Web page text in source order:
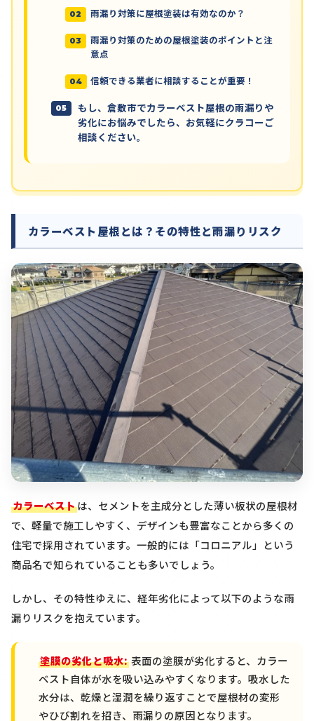
雨漏り対策に屋根塗装は有効なのか？
雨漏り対策のための屋根塗装のポイントと注
意点
信頼できる業者に相談することが重要！
もし、倉敷市でカラーベスト屋根の雨漏りや
劣化にお悩みでしたら、お気軽にクラコーご
相談ください。
カラーベスト屋根とは？その特性と雨漏りリスク
カラーベストは、セメントを主成分とした薄い板状の屋根材
で、軽量で施工しやすく、デザインも豊富なことから多くの
住宅で採用されています。一般的には「コロニアル」という
商品名で知られていることも多いでしょう。
しかし、その特性ゆえに、経年劣化によって以下のような雨
漏りリスクを抱えています。
塗膜の劣化と吸水: 表面の塗膜が劣化すると、カラー
ベスト自体が水を吸い込みやすくなります。吸水した
水分は、乾燥と湿潤を繰り返すことで屋根材の変形
やひび割れを招き、雨漏りの原因となります。